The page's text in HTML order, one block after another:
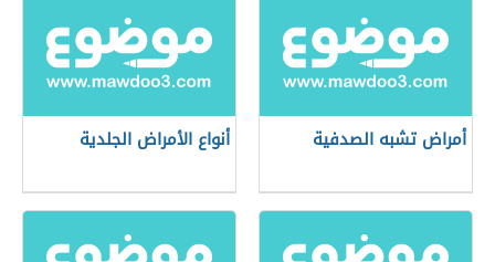
أمراض تشبه الصدفية أنواع الأمراض الجلدية